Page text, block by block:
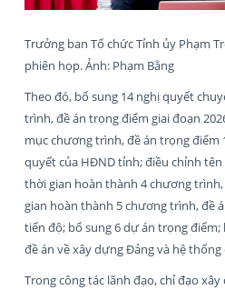
Trưởng ban Tổ chức Tỉnh ủy Phạm
phiên họp. Ảnh: Phạm Bằng
Theo đó, bổ sung 14 nghị quyết
trình, đề án trọng điểm giai đoạn
mục chương trình, đề án trọng điểm
quyết của HĐND tỉnh; điều chỉnh
thời gian hoàn thành 4 chương
gian hoàn thành 5 chương trình, đề
tiến độ; bổ sung 6 dự án trọng điểm;
đề án về xây dựng Đảng và hệ
Trong công tác lãnh đạo, chỉ đạo